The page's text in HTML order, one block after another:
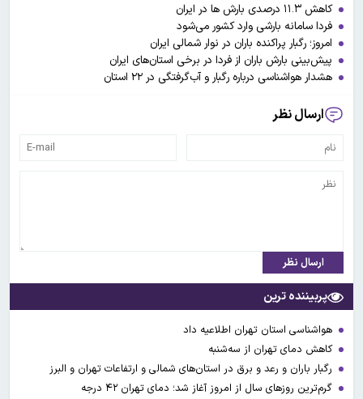
کاهش ۱۱.۳ درصدی بارش ها در ایران
فردا سامانه بارشی وارد کشور می‌شود
امروز؛ رگبار پراکنده باران در نوار شمالی ایران
پیش‌بینی بارش باران از فردا در برخی استان‌های ایران
هشدار هواشناسی درباره رگبار و آب‌گرفتگی در ۲۲ استان
ارسال نظر
ارسال نظر
پربیننده ترین
هواشناسی استان تهران اطلاعیه داد
کاهش دمای تهران از سه‌شنبه
رگبار باران و رعد و برق در استان‌های شمالی و ارتفاعات تهران و البرز
گرم‌ترین روزهای سال از امروز آغاز شد؛ دمای تهران ۴۲ درجه